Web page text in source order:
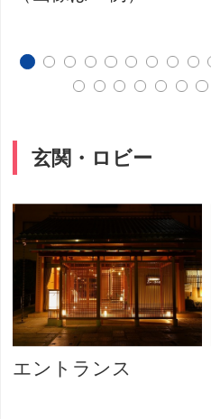
玄関・ロビー
エントランス